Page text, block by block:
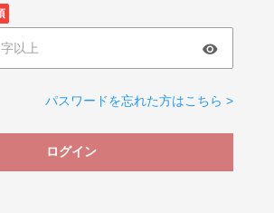
パスワードを忘れた方はこちら >
ログイン